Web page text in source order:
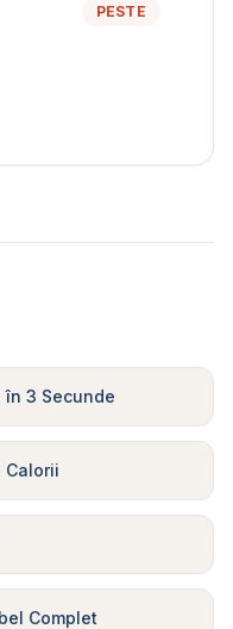
PESTE
3 Secunde
Calorii
Complet